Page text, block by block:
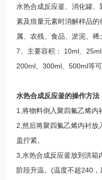
水热合成反应釜、消化罐
素及痕量元素时消解样品
属、农残、食品、淤泥、稀
7、主要容积： 10ml、
200ml、300ml、500ml等可
水热合成反应釜的操作方法
1,将物料倒入聚四氟乙烯内
2,然后将聚四氟乙烯内衬放
盖拧紧。
3,水热合成反应釜放到洪箱
阶段升温。(温度不超240，